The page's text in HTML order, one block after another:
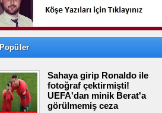
İzmir Otogarı için tahliye kararı!
Yargıtay son noktayı koydu
İzmir Büyükşehir Belediyesi ile İZOTAŞ
arasında İzmir Otogarı'nın işletmesine...
Beylikdüzü’nde uyuşturucu
operasyonu: 62 kilo eroin ve metamfetamin
ele geçirildi
İstanbul’un Beylikdüzü ilçesinde iki ev ve bir
araca polis ekiplerince...
Popüler
Sahaya girip Ronaldo ile
fotoğraf çektirmişti!
UEFA'dan minik Berat'a
görülmemiş ceza